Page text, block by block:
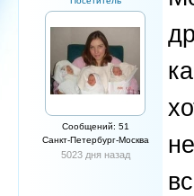
Сообщений: 51
Санкт-Петербург-Москва
5023 дня назад